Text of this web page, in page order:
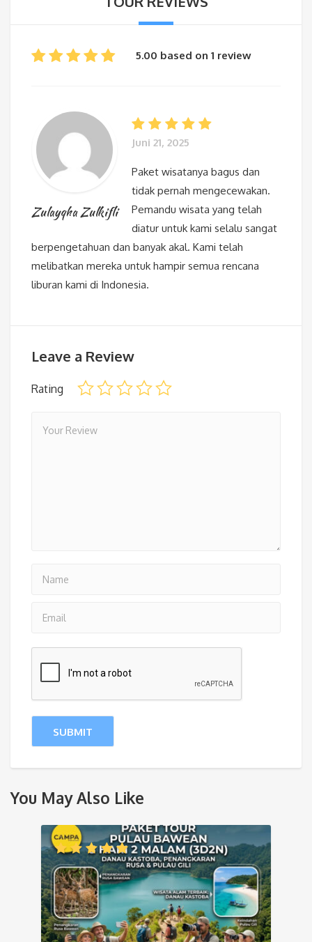
5.00 based on 1 review
Zulayqha Zulkifli
Juni 21, 2025
Paket wisatanya bagus dan
tidak pernah mengecewakan.
Pemandu wisata yang telah
diatur untuk kami selalu sangat
berpengetahuan dan banyak akal. Kami telah
melibatkan mereka untuk hampir semua rencana
liburan kami di Indonesia.
Leave a Review
Rating
You May Also Like